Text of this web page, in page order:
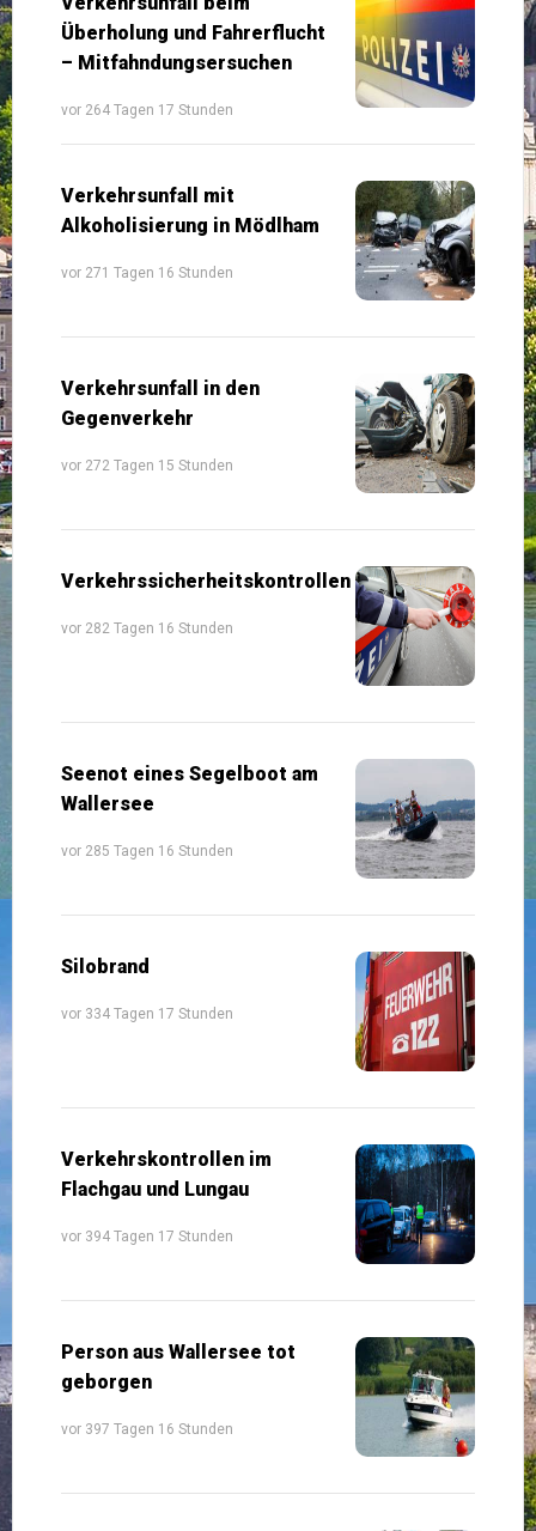
Überholung und Fahrerflucht
– Mitfahndungsersuchen
vor 264 Tagen 17 Stunden
Verkehrsunfall mit
Alkoholisierung in Mödlham
vor 271 Tagen 16 Stunden
Verkehrsunfall in den
Gegenverkehr
vor 272 Tagen 15 Stunden
Verkehrssicherheitskontrollen
vor 282 Tagen 16 Stunden
Seenot eines Segelboot am
Wallersee
vor 285 Tagen 16 Stunden
Silobrand
vor 334 Tagen 17 Stunden
Verkehrskontrollen im
Flachgau und Lungau
vor 394 Tagen 17 Stunden
Person aus Wallersee tot
geborgen
vor 397 Tagen 16 Stunden